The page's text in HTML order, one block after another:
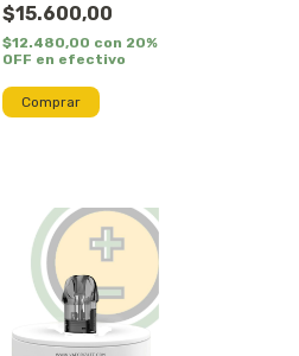
$15.600,00
$12.480,00 con 20%
OFF en efectivo
Comprar